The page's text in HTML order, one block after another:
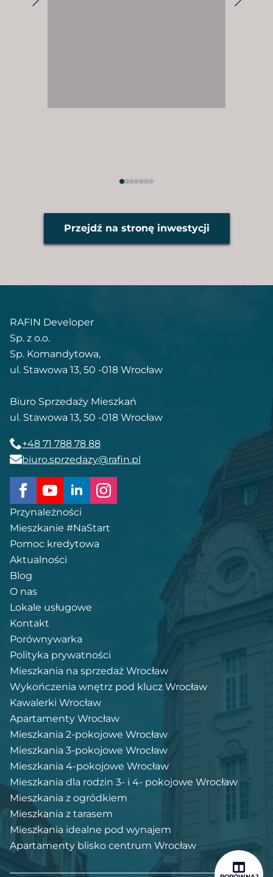
Przejdź na stronę inwestycji
RAFIN Developer
Sp. z o.o.
Sp. Komandytowa,
ul. Stawowa 13, 50 -018 Wrocław
Biuro Sprzedaży Mieszkań
ul. Stawowa 13, 50 -018 Wrocław
+48 71 788 78 88
biuro.sprzedazy@rafin.pl
Przynależności
Mieszkanie #NaStart
Pomoc kredytowa
Aktualności
Blog
O nas
Lokale usługowe
Kontakt
Porównywarka
Polityka prywatności
Mieszkania na sprzedaż Wrocław
Wykończenia wnętrz pod klucz Wrocław
Kawalerki Wrocław
Apartamenty Wrocław
Mieszkania 2-pokojowe Wrocław
Mieszkania 3-pokojowe Wrocław
Mieszkania 4-pokojowe Wrocław
Mieszkania dla rodzin 3- i 4- pokojowe Wrocław
Mieszkania z ogródkiem
Mieszkania z tarasem
Mieszkania idealne pod wynajem
Apartamenty blisko centrum Wrocław